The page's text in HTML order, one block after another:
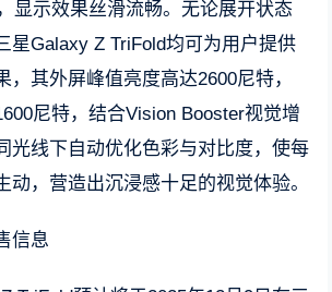
显示效果丝滑流畅。无论展开状态
星Galaxy Z TriFold均可为用户提供
，其外屏峰值亮度高达2600尼特，
尼特，结合Vision Booster视觉增
光线下自动优化色彩与对比度，使每
动，营造出沉浸感十足的视觉体验。
信息